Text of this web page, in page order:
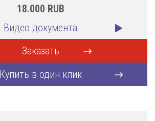
18.000 RUB
Видео документа
Заказать
Купить в один клик